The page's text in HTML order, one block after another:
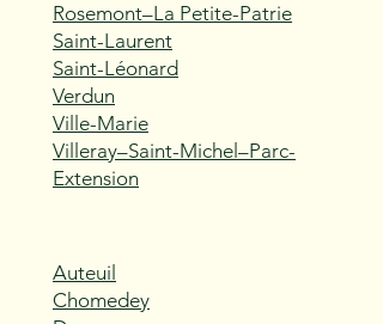
Rosemont–La Petite-Patrie
Saint-Laurent
Saint-Léonard
Verdun
Ville-Marie
Villeray–Saint-Michel–Parc-
Extension
Auteuil
Chomedey